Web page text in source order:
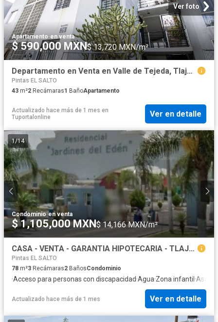
Ver foto
Apartamento·en venta
$ 590,000 MXN$ 13,720 MXN/m²
Departamento en Venta en Valle de Tejeda, Tlajomulco de Z?iga #2
Pintas EL SALTO
43 m²2 Recámaras1 BañoApartamento
Actualizado hace más de 1 mes en
Tuportalonline
Ver en detalle
1/14
Condominio·en venta
$ 1,105,000 MXN$ 14,166 MXN/m²
CASA - VENTA - GARANTIA HIPOTECARIA - TLAJOMULCO - JALISCO MEXICO
Pintas EL SALTO
78 m²3 Recámaras2 BañosCondominio
·Acceso para personas con discapacidad·Agua·Zona infantil ·Asador
Actualizado hace más de 1 mes Ver en detalle